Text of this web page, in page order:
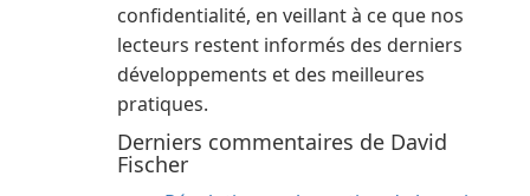
confidentialité, en veillant à ce que nos
lecteurs restent informés des derniers
développements et des meilleures
pratiques.
Derniers commentaires de David
Fischer